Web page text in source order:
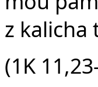
z kalicha
(1K